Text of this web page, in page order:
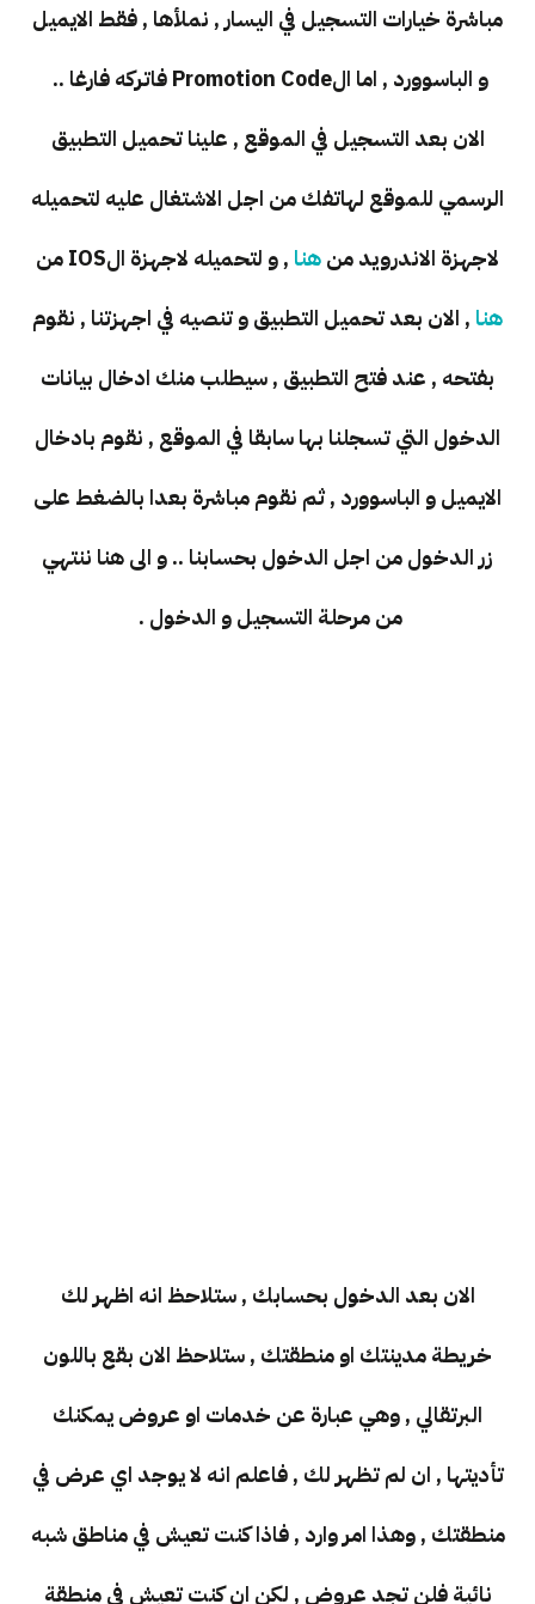
مباشرة خيارات التسجيل في اليسار , نملأها , فقط الايميل
و الباسوورد , اما الPromotion Code فاتركه فارغا ..
الان بعد التسجيل في الموقع , علينا تحميل التطبيق
الرسمي للموقع لهاتفك من اجل الاشتغال عليه لتحميله
لاجهزة الاندرويد منهنا , و لتحميله لاجهزة الIOS من
هنا , الان بعد تحميل التطبيق و تنصيه في اجهزتنا , نقوم
بفتحه , عند فتح التطبيق , سيطلب منك ادخال بيانات
الدخول التي تسجلنا بها سابقا في الموقع , نقوم بادخال
الايميل و الباسوورد , ثم نقوم مباشرة بعدا بالضغط على
زر الدخول من اجل الدخول بحسابنا .. و الى هنا ننتهي
من مرحلة التسجيل و الدخول .
الان بعد الدخول بحسابك , ستلاحظ انه اظهر لك
خريطة مدينتك او منطقتك , ستلاحظ الان بقع باللون
البرتقالي , وهي عبارة عن خدمات او عروض يمكنك
تأديتها , ان لم تظهر لك , فاعلم انه لا يوجد اي عرض في
منطقتك , وهذا امر وارد , فاذا كنت تعيش في مناطق شبه
نائية فلن تجد عروض , لكن ان كنت تعيش في منطقة